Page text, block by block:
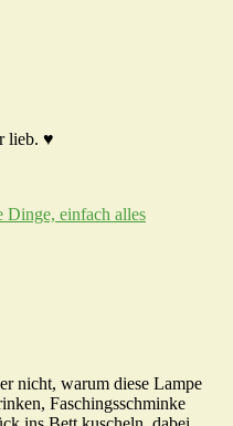
lieb. ♥
einfach alles
nicht, warum diese Lampe
Faschingsschminke